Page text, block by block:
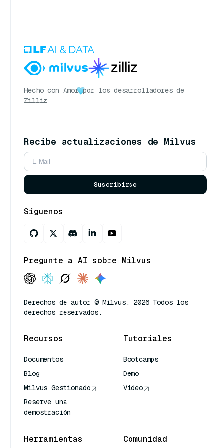
Hecho con Amor por los desarrolladores de
Zilliz
Recibe actualizaciones de Milvus
Suscribirse
Síguenos
Pregunte a AI sobre Milvus
Derechos de autor © Milvus. 2026 Todos los
derechos reservados.
Recursos
Documentos
Blog
Milvus Gestionado
Reserve una
demostración
Tutoriales
Bootcamps
Demo
Video
Herramientas Comunidad